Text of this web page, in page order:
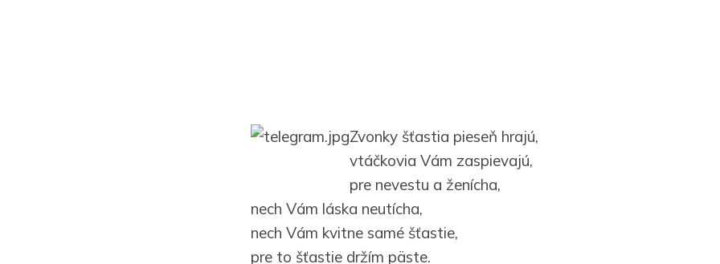
Zvonky šťastia pieseň hrajú,
vtáčkovia Vám zaspievajú,
pre nevestu a ženícha,
nech Vám láska neutícha,
nech Vám kvitne samé šťastie,
pre to šťastie držím päste.